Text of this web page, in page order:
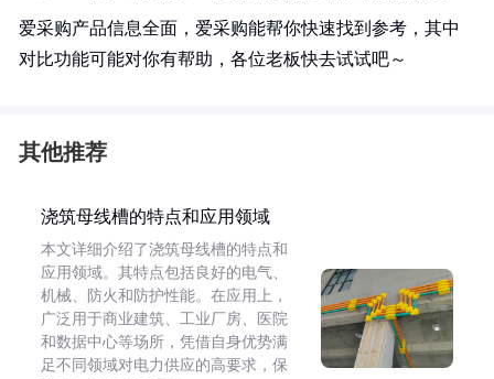
爱采购产品信息全面，爱采购能帮你快速找到参考，其中
对比功能可能对你有帮助，各位老板快去试试吧～
其他推荐
浇筑母线槽的特点和应用领域
本文详细介绍了浇筑母线槽的特点和
应用领域。其特点包括良好的电气、
机械、防火和防护性能。在应用上，
广泛用于商业建筑、工业厂房、医院
和数据中心等场所，凭借自身优势满
足不同领域对电力供应的高要求，保